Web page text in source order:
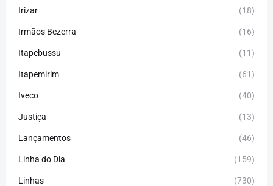
Irizar (18)
Irmãos Bezerra (16)
Itapebussu (11)
Itapemirim (61)
Iveco (40)
Justiça (13)
Lançamentos (46)
Linha do Dia (159)
Linhas (730)